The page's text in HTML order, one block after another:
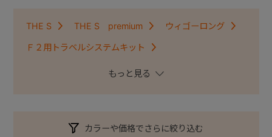
THE S THE S premium ウィゴーロング
Ｆ２用トラベルシステムキット
クルムーヴコンパクトISOFIX・クルムーヴアドバンス
クルムーヴスマート・クルムーヴスマートＩＳＯＦＩＸ
カラーや価格でさらに絞り込む